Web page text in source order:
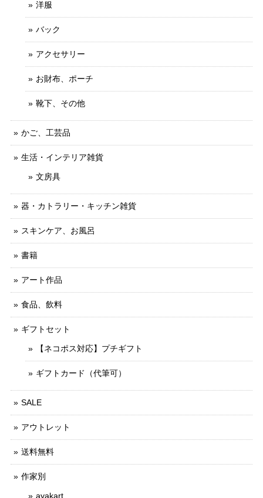
洋服
バック
アクセサリー
お財布、ポーチ
靴下、その他
かご、工芸品
生活・インテリア雑貨
文房具
器・カトラリー・キッチン雑貨
スキンケア、お風呂
書籍
アート作品
食品、飲料
ギフトセット
【ネコポス対応】プチギフト
ギフトカード（代筆可）
SALE
アウトレット
送料無料
作家別
ayakart